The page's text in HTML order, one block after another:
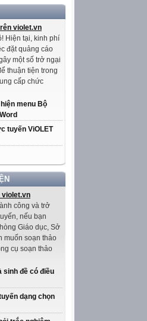
violet.vn
Hiện tại, kinh phí
đặt quảng cáo
một số trở ngại
thuận tiện trong
cấp chức
menu Bộ
tuyến ViOLET
violet.vn
công và trở
nếu bạn
Giáo dục, Sở
muốn soạn thảo
cụ soạn thảo
sinh đề có điều
dạng chọn